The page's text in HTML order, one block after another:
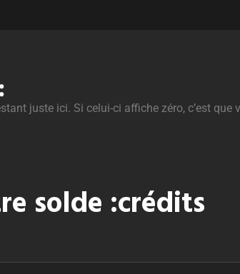
juste ici. Si celui-ci affiche zéro, c’est que
solde :crédits